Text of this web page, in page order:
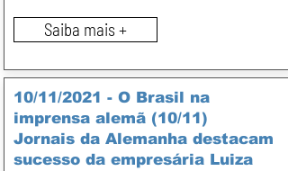
Saiba mais +
10/11/2021 - O Brasil na
imprensa alemã (10/11)
Jornais da Alemanha destacam
sucesso da empresária Luiza